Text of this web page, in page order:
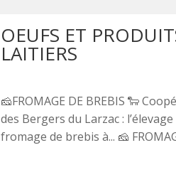
OEUFS ET
LAITIERS
🧀FROMAGE DE BREBIS 🐑
des Bergers du Larzac :
fromage de brebis à... 🧀